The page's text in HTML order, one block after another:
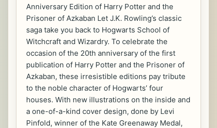
Anniversary Edition of Harry Potter and the
Prisoner of Azkaban Let J.K. Rowling’s classic
saga take you back to Hogwarts School of
Witchcraft and Wizardry. To celebrate the
occasion of the 20th anniversary of the first
publication of Harry Potter and the Prisoner of
Azkaban, these irresistible editions pay tribute
to the noble character of Hogwarts’ four
houses. With new illustrations on the inside and
a one-of-a-kind cover design, done by Levi
Pinfold, winner of the Kate Greenaway Medal,